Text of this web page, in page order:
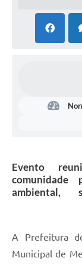
Evento
comunidade
ambiental,
A Prefeitura
Municipal de